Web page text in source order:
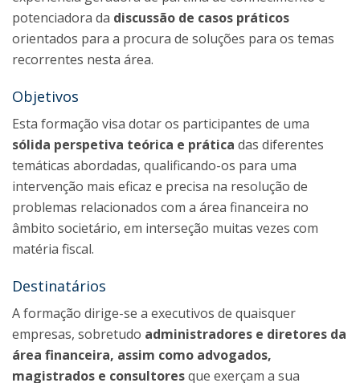
potenciadora da discussão de casos práticos
orientados para a procura de soluções para os temas
recorrentes nesta área.
Objetivos
Esta formação visa dotar os participantes de uma
sólida perspetiva teórica e prática das diferentes
temáticas abordadas, qualificando-os para uma
intervenção mais eficaz e precisa na resolução de
problemas relacionados com a área financeira no
âmbito societário, em interseção muitas vezes com
matéria fiscal.
Destinatários
A formação dirige-se a executivos de quaisquer
empresas, sobretudo administradores e diretores da
área financeira, assim como advogados,
magistrados e consultoresque exerçam a sua